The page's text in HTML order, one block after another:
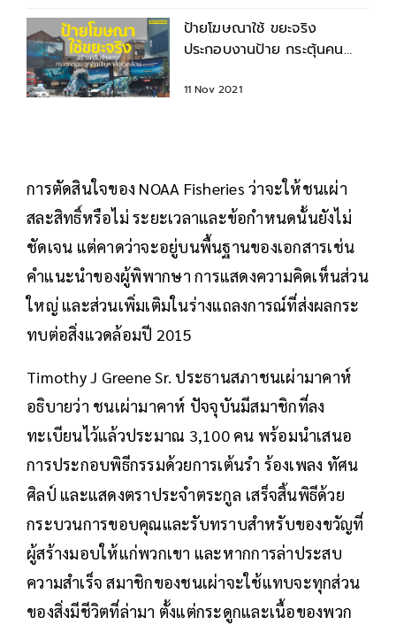
ป้ายโฆษณาใช้ ขยะจริง
ประกอบงานป้าย กระตุ้นคน
11 Nov 2021
การตัดสินใจของ NOAA Fisheries ว่าจะให้ชนเผ่า
สละสิทธิ์หรือไม่ ระยะเวลาและข้อกำหนดนั้นยังไม่
ชัดเจน แต่คาดว่าจะอยู่บนพื้นฐานของเอกสารเช่น
คำแนะนำของผู้พิพากษา การแสดงความคิดเห็นส่วน
ใหญ่ และส่วนเพิ่มเติมในร่างแถลงการณ์ที่ส่งผลกระ
ทบต่อสิ่งแวดล้อมปี 2015
Timothy J Greene Sr. ประธานสภาชนเผ่ามาคาห์
อธิบายว่า ชนเผ่ามาคาห์ ปัจจุบันมีสมาชิกที่ลง
ทะเบียนไว้แล้วประมาณ 3,100 คน พร้อมนำเสนอ
การประกอบพิธีกรรมด้วยการเต้นรำ ร้องเพลง ทัศน
ศิลป์ และแสดงตราประจำตระกูล เสร็จสิ้นพิธีด้วย
กระบวนการขอบคุณและรับทราบสำหรับของขวัญที่
ผู้สร้างมอบให้แก่พวกเขา และหากการล่าประสบ
ความสำเร็จ สมาชิกของชนเผ่าจะใช้แทบจะทุกส่วน
ของสิ่งมีชีวิตที่ล่ามา ตั้งแต่กระดูกและเนื้อของพวก